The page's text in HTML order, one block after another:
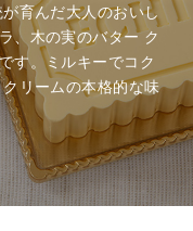
育んだ大人のおいし
、木の実のバター ク
す。ミルキーでコク
リームの本格的な味